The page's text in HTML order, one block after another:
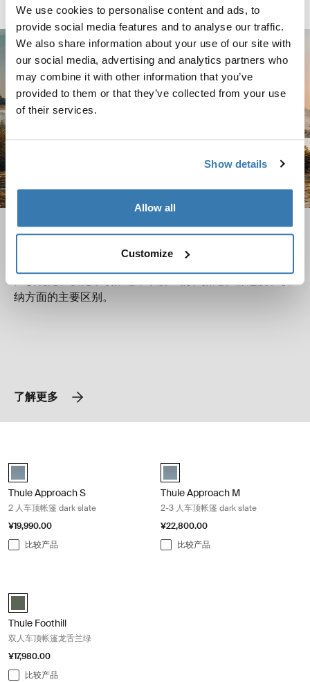
We use cookies to personalise content and ads, to
provide social media features and to analyse our traffic.
We also share information about your use of our site with
our social media, advertising and analytics partners who
may combine it with other information that you’ve
provided to them or that they’ve collected from your use
of their services.
Show details
Allow all
Customize
硬壳车顶帐篷与软壳车顶帐篷
纳方面的主要区别。
了解更多
Thule Approach 深灰色 (selected)
Thule Approach S
2 人车顶帐篷 dark slate
¥19,990.00
比较产品
Thule Approach M 深灰色
Thule Approach M
2-3 人车顶帐篷 dark slate
¥22,800.00
比较产品
Thule Foothill 龙舌兰绿 (selected)
Thule Foothill
双人车顶帐篷龙舌兰绿
¥17,980.00
比较产品